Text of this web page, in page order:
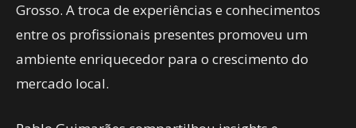
Grosso. A troca de experiências e conhecimentos
entre os profissionais presentes promoveu um
ambiente enriquecedor para o crescimento do
mercado local.